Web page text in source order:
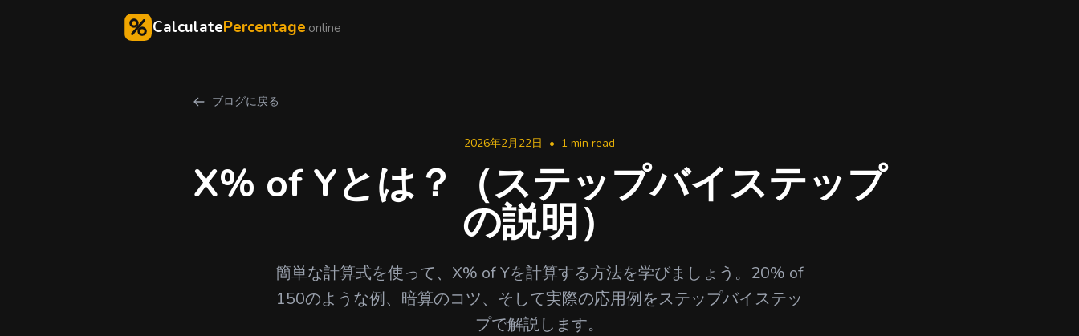
CalculatePercentage.online
ブログに戻る
2026年2月22日 • 1 min read
X% of Yとは？（ステップバイステップ
の説明）
簡単な計算式を使って、X% of Yを計算する方法を学びましょう。20% of
150のような例、暗算のコツ、そして実際の応用例をステップバイステッ
プで解説します。